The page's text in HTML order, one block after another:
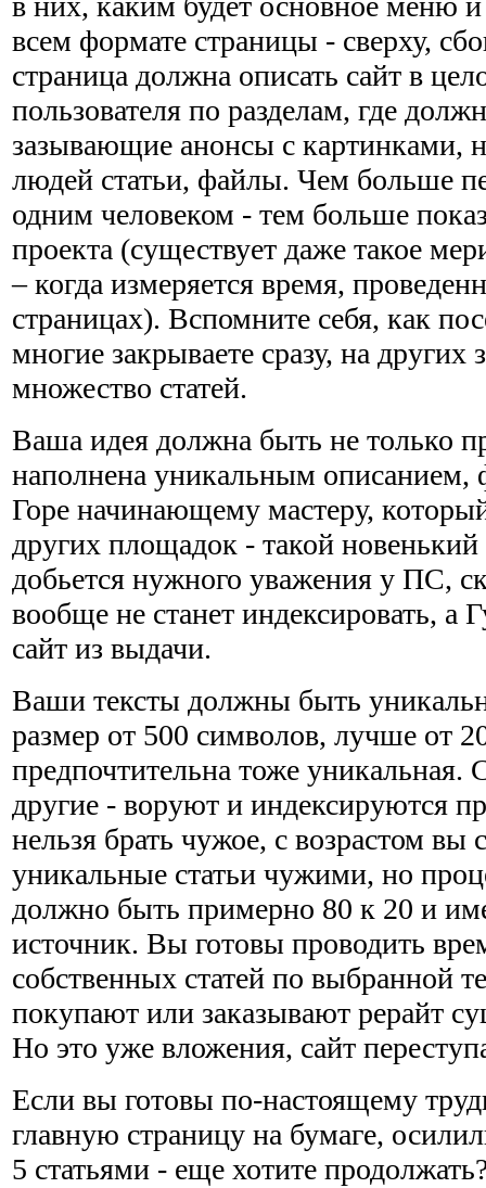
всем формате страницы - сверху,
страница должна описать сайт в
пользователя по разделам, где
зазывающие анонсы с картинками,
людей статьи, файлы. Чем больше
одним человеком - тем больше
проекта (существует даже такое
– когда измеряется время,
страницах). Вспомните себя, как
многие закрываете сразу, на других
множество статей.
Ваша идея должна быть не только
наполнена уникальным описанием,
Горе начинающему мастеру,
других площадок - такой новенький
добьется нужного уважения у ПС,
вообще не станет индексировать, а
сайт из выдачи.
Ваши тексты должны быть
размер от 500 символов, лучше от
предпочтительна тоже уникальная.
другие - воруют и индексируются
нельзя брать чужое, с возрастом вы
уникальные статьи чужими, но
должно быть примерно 80 к 20 и
источник. Вы готовы проводить
собственных статей по выбранной
покупают или заказывают рерайт
Но это уже вложения, сайт
Если вы готовы по-настоящему
главную страницу на бумаге,
5 статьями - еще хотите